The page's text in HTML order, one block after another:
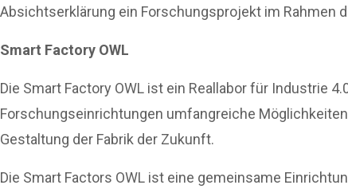
Absichtserklärung ein Forschungsprojekt im Rahmen
Smart Factory OWL
Die Smart Factory OWL ist ein Reallabor für Industrie
Forschungseinrichtungen umfangreiche
Gestaltung der Fabrik der Zukunft.
Die Smart Factors OWL ist eine gemeinsame